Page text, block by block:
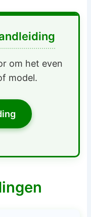
om het even
model.